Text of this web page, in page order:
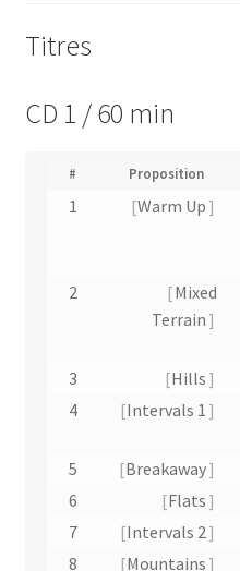
Titres
CD 1 / 60 min
#
u
o
s
)
Proposition
1 Warm Up
2
Mixed
Terrain
3
Hills
4
Intervals 1
5
Breakaway
6
Flats
7
Intervals 2
8
Mountains